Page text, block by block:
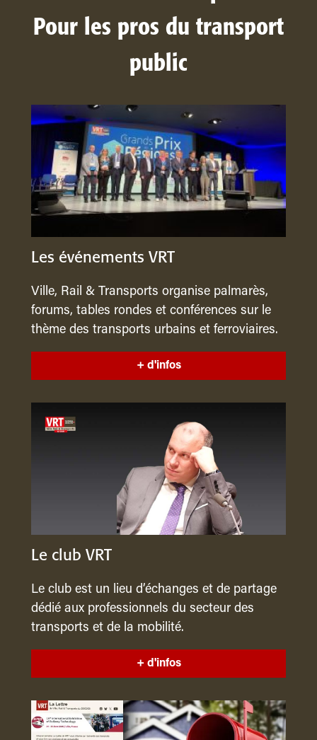
Pour les pros du transport
public
Les événements VRT
Ville, Rail & Transports organise palmarès,
forums, tables rondes et conférences sur le
thème des transports urbains et ferroviaires.
+ d'infos
Le club VRT
Le club est un lieu d’échanges et de partage
dédié aux professionnels du secteur des
transports et de la mobilité.
+ d'infos